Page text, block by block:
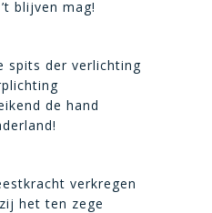
blijven mag!
spits der verlichting
de hand
verkregen
het ten zege